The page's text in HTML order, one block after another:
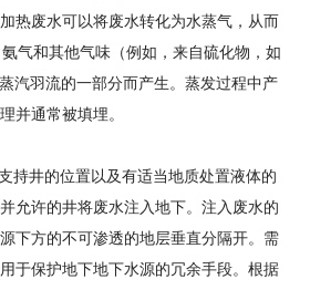
热废水可以将废水转化为水蒸气，从而
气和其他气味（例如，来自硫化物，如
汽羽流的一部分而产生。蒸发过程中产
并通常被填埋。
持井的位置以及有适当地质处置液体的
允许的井将废水注入地下。注入废水的
下方的不可渗透的地层垂直分隔开。需
于保护地下地下水源的冗余手段。根据